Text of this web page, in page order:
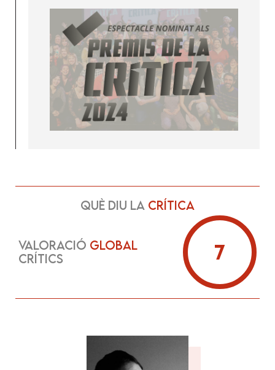
QUÈ DiU LA CRÍTiCA
VALORACIÓ GLOBAL
CRÍTiCS
7